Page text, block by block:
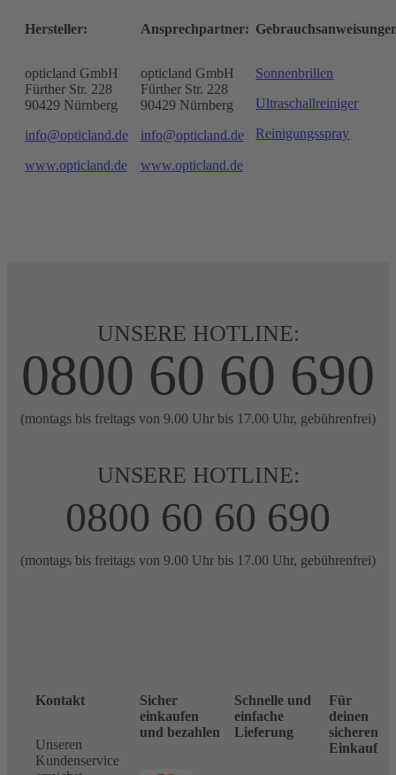
Hersteller:
opticland GmbH
Fürther Str. 228
90429 Nürnberg
info@opticland.de
www.opticland.de
Ansprechpartner:
opticland GmbH
Fürther Str. 228
90429 Nürnberg
info@opticland.de
www.opticland.de
Sonnenbrillen
Ultraschallreiniger
Reinigungsspray
UNSERE HOTLINE:
0800 60 60 690
(montags bis freitags von 9.00 Uhr bis 17.00 Uhr, gebührenfrei)
UNSERE HOTLINE:
0800 60 60 690
(montags bis freitags von 9.00 Uhr bis 17.00 Uhr, gebührenfrei)
Kontakt
Unseren
Kundenservice
Sicher
einkaufen
und bezahlen
Schnelle und
einfache
Lieferung
Für
deinen
sicheren
Einkauf